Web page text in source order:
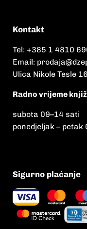
Kontakt
Tel: +385 1 4810
Email:
Ulica Nikole Tesle
Radno vrijeme
subota 09–14 sati
ponedjeljak – petak
Sigurno plaćanje